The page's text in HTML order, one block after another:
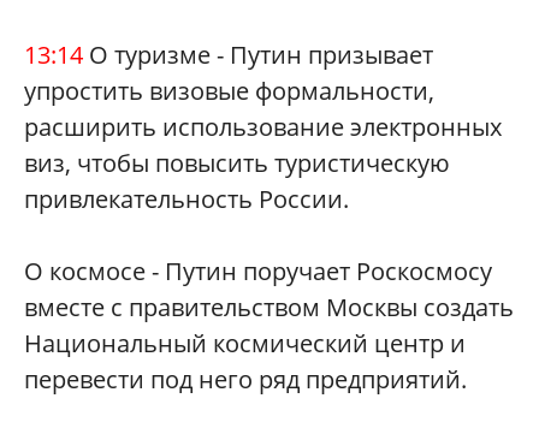
13:14 О туризме - Путин призывает
упростить визовые формальности,
расширить использование электронных
виз, чтобы повысить туристическую
привлекательность России.
О космосе - Путин поручает Роскосмосу
вместе с правительством Москвы создать
Национальный космический центр и
перевести под него ряд предприятий.